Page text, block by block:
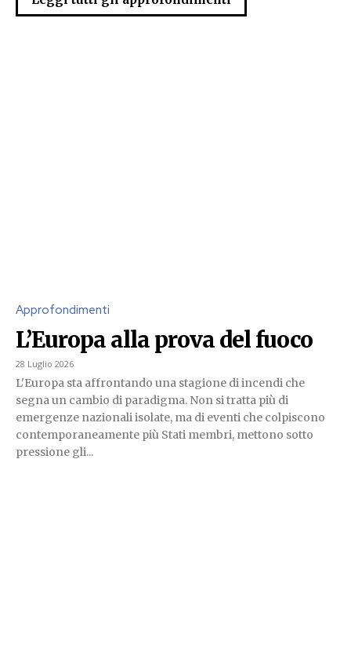
Approfondimenti
L’Europa alla prova del fuoco
28 Luglio 2026
L'Europa sta affrontando una stagione di incendi che
segna un cambio di paradigma. Non si tratta più di
emergenze nazionali isolate, ma di eventi che colpiscono
contemporaneamente più Stati membri, mettono sotto
pressione gli...